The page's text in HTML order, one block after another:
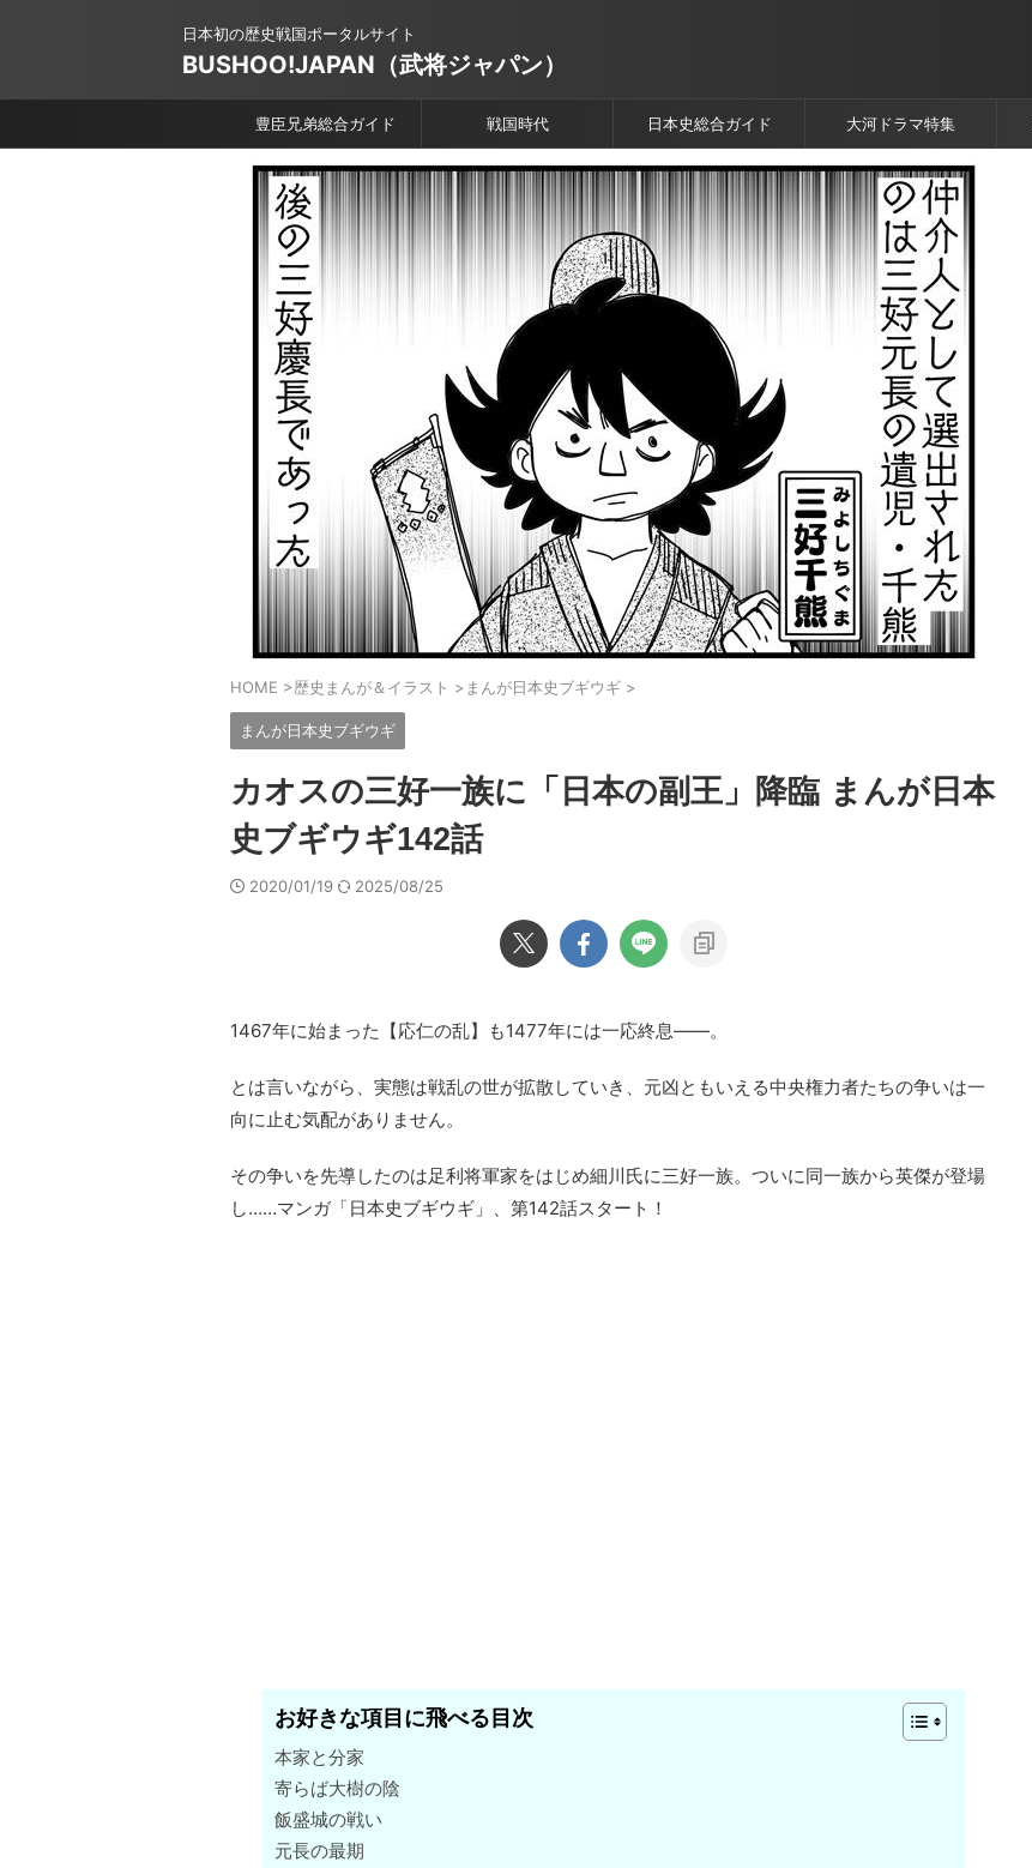
日本初の歴史戦国ポータルサイト
BUSHOO!JAPAN（武将ジャパン）
豊臣兄弟総合ガイド 戦国時代 日本史総合ガイド 大河ドラマ特集
HOME >歴史まんが＆イラスト > まんが日本史ブギウギ >
まんが日本史ブギウギ
カオスの三好一族に「日本の副王」降臨 まんが日本
史ブギウギ142話
2020/01/19 2025/08/25
1467年に始まった【応仁の乱】も1477年には一応終息――。
とは言いながら、実態は戦乱の世が拡散していき、元凶ともいえる中央権力者たちの争いは一
向に止む気配がありません。
その争いを先導したのは足利将軍家をはじめ細川氏に三好一族。ついに同一族から英傑が登場
し……マンガ「日本史ブギウギ」、第142話スタート！
お好きな項目に飛べる目次
本家と分家
寄らば大樹の陰
飯盛城の戦い
元長の最期